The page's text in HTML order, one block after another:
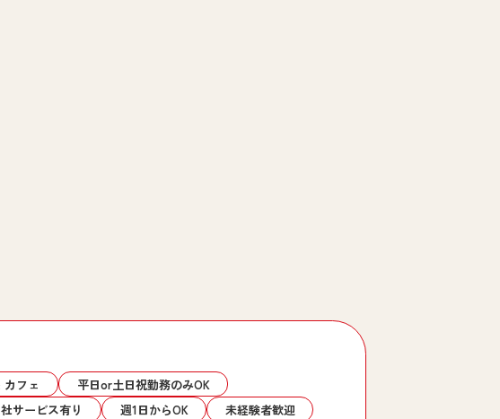
カフェ
平日or土日祝勤務のみOK
サービス有り
週1日からOK
未経験者歓迎